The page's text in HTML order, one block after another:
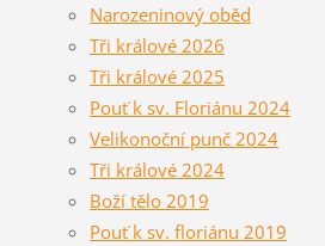
Narozeninový oběd
Tři králové 2026
Tři králové 2025
Pouť k sv. Floriánu 2024
Velikonoční punč 2024
Tři králové 2024
Boží tělo 2019
Pouť k sv. floriánu 2019